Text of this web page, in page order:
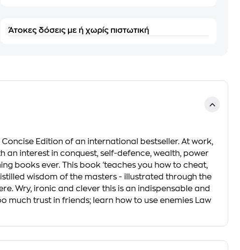
Άτοκες δόσεις με ή χωρίς πιστωτική
Edition of an international bestseller. At work,
an interest in conquest, self-defence, wealth, power
books ever. This book 'teaches you how to cheat,
wisdom of the masters - illustrated through the
Wry, ironic and clever this is an indispensable and
much trust in friends; learn how to use enemies Law